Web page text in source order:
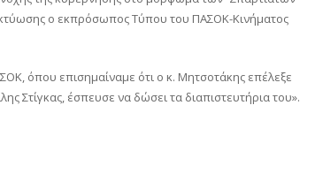
ο εκπρόσωπος Τύπου του ΠΑΣΟΚ-Κινήματος
όπου επισημαίναμε ότι ο κ. Μητσοτάκης επέλεξε
Στίγκας, έσπευσε να δώσει τα διαπιστευτήρια του».